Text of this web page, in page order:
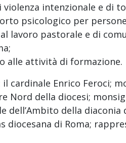
intenzionale e di
psicologico per
lavoro pastorale e di
alle attività di formazione.
cardinale Enrico Feroci;
Nord della diocesi;
dell’Ambito della
diocesana di Roma;